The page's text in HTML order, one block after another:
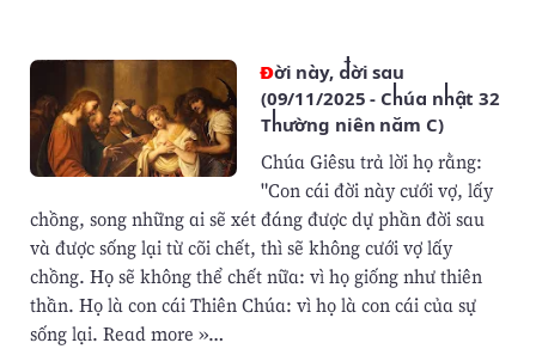
Đời này, đời sau
(09/11/2025 - Chúa nhật 32
Thường niên năm C)
Chúa Giêsu trả lời họ rằng:
"Con cái đời này cưới vợ, lấy
chồng, song những ai sẽ xét đáng được dự phần đời sau
và được sống lại từ cõi chết, thì sẽ không cưới vợ lấy
chồng. Họ sẽ không thể chết nữa: vì họ giống như thiên
thần. Họ là con cái Thiên Chúa: vì họ là con cái của sự
sống lại. Read more »…